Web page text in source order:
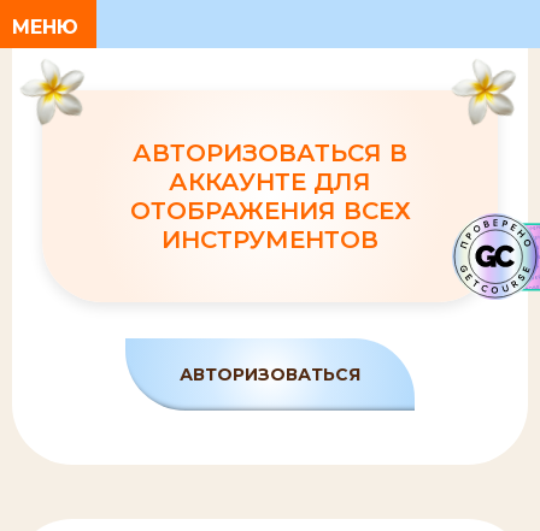
АВТОРИЗОВАТЬСЯ В
АККАУНТЕ ДЛЯ
ОТОБРАЖЕНИЯ ВСЕХ
ИНСТРУМЕНТОВ
АВТОРИЗОВАТЬСЯ